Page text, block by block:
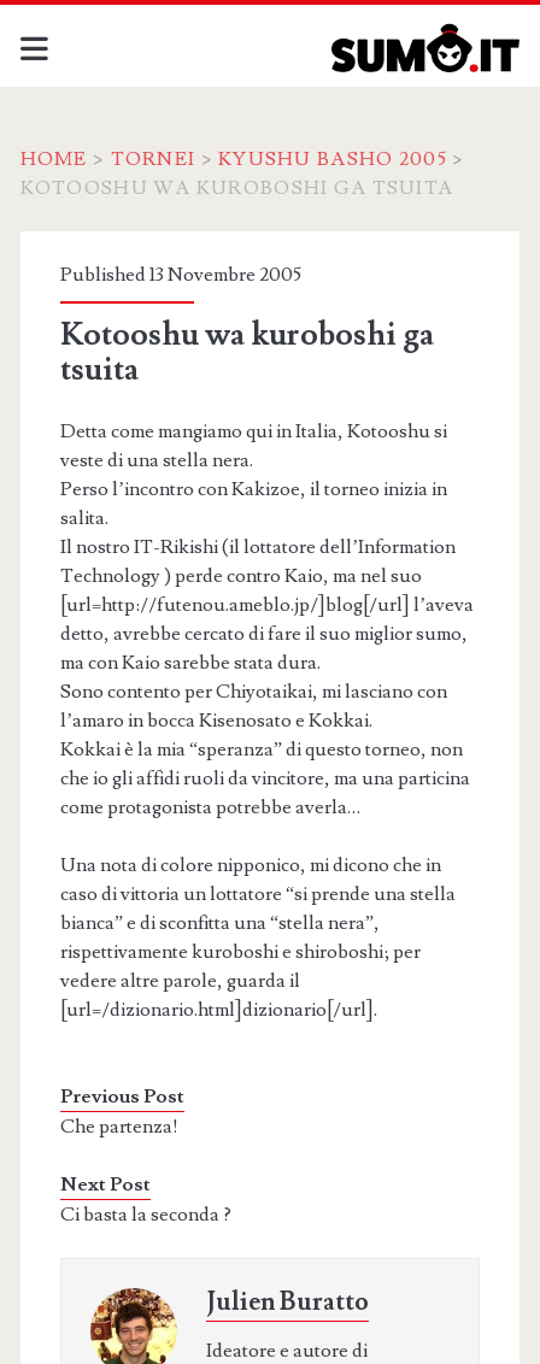
HOME > TORNEI >KYUSHU BASHO 2005 >
KOTOOSHU WA KUROBOSHI GA TSUITA
Published 13 Novembre 2005
Kotooshu wa kuroboshi ga
tsuita
Detta come mangiamo qui in Italia, Kotooshu si
veste di una stella nera.
Perso l’incontro con Kakizoe, il torneo inizia in
salita.
Il nostro IT-Rikishi (il lottatore dell’Information
Technology ) perde contro Kaio, ma nel suo
[url=http://futenou.ameblo.jp/]blog[/url] l’aveva
detto, avrebbe cercato di fare il suo miglior sumo,
ma con Kaio sarebbe stata dura.
Sono contento per Chiyotaikai, mi lasciano con
l’amaro in bocca Kisenosato e Kokkai.
Kokkai è la mia “speranza” di questo torneo, non
che io gli affidi ruoli da vincitore, ma una particina
come protagonista potrebbe averla…
Una nota di colore nipponico, mi dicono che in
caso di vittoria un lottatore “si prende una stella
bianca” e di sconfitta una “stella nera”,
rispettivamente kuroboshi e shiroboshi; per
vedere altre parole, guarda il
[url=/dizionario.html]dizionario[/url].
Previous Post
Che partenza!
Next Post
Ci basta la seconda ?
Julien Buratto
Ideatore e autore di